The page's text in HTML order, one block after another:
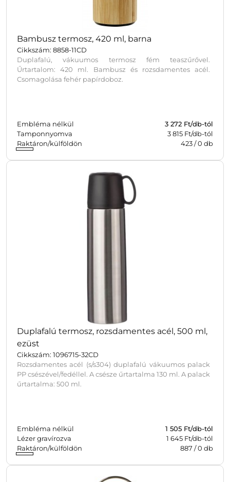
Bambusz termosz, 420 ml, barna
Cikkszám: 8858-11CD
Duplafalú, vákuumos termosz fém teaszűrővel.
Űrtartalom: 420 ml. Bambusz és rozsdamentes acél.
Csomagolása fehér papírdoboz.
Embléma nélkül 3 272 Ft/db-tól
Tamponnyomva
3 815 Ft/db-tól
Raktáron/külföldön
423/0 db
Duplafalú termosz, rozsdamentes acél, 500 ml,
ezüst
Cikkszám: 1096715-32CD
Rozsdamentes acél (s/s304) duplafalú vákuumos palack
PP csészével/fedéllel. A csésze űrtartalma 130 ml. A palack
űrtartalma: 500 ml.
Embléma nélkül 1 505 Ft/db-tól
Lézer gravírozva
1 645 Ft/db-tól
Raktáron/külföldön
887 /0 db